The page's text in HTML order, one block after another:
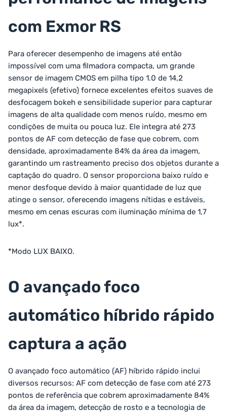
com Exmor RS
Para oferecer desempenho de imagens até então
impossível com uma filmadora compacta, um grande
sensor de imagem CMOS em pilha tipo 1.0 de 14,2
megapixels (efetivo) fornece excelentes efeitos suaves de
desfocagem bokeh e sensibilidade superior para capturar
imagens de alta qualidade com menos ruído, mesmo em
condições de muita ou pouca luz. Ele integra até 273
pontos de AF com detecção de fase que cobrem, com
densidade, aproximadamente 84% da área da imagem,
garantindo um rastreamento preciso dos objetos durante a
captação do quadro. O sensor proporciona baixo ruído e
menor desfoque devido à maior quantidade de luz que
atinge o sensor, oferecendo imagens nítidas e estáveis,
mesmo em cenas escuras com iluminação mínima de 1,7
lux*.
*Modo LUX BAIXO.
O avançado foco
automático híbrido rápido
captura a ação
O avançado foco automático (AF) híbrido rápido inclui
diversos recursos: AF com detecção de fase com até 273
pontos de referência que cobrem aproximadamente 84%
da área da imagem, detecção de rosto e a tecnologia de